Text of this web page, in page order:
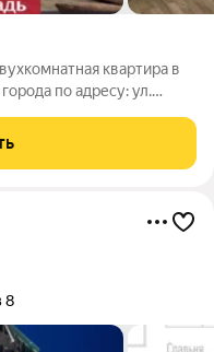
квартира в
по адресу: ул.
Главные
8